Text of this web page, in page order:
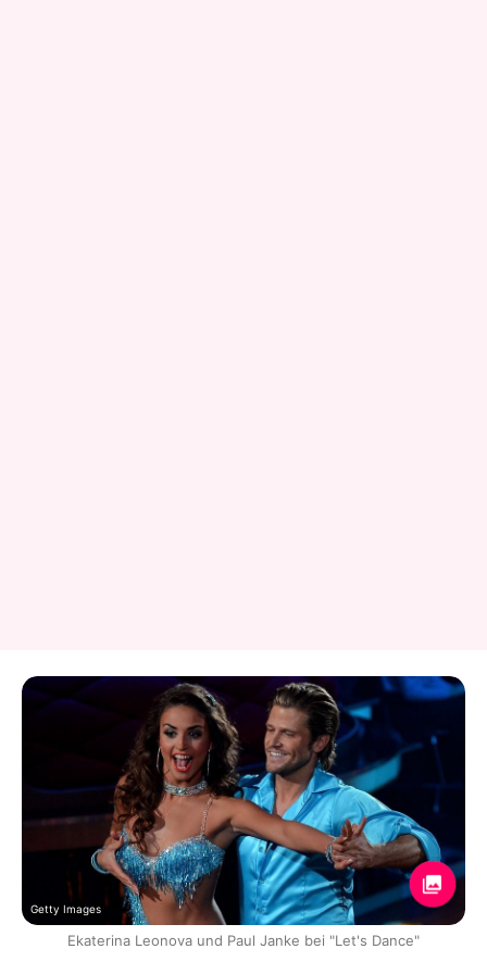
Getty Images
Ekaterina Leonova und Paul Janke bei "Let's Dance"